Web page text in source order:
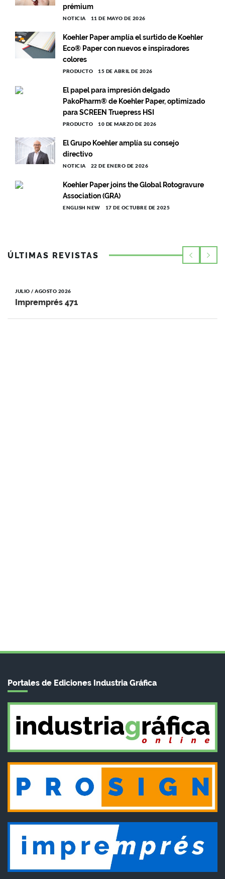
prémium
NOTICIA 11 DE MAYO DE 2026
Koehler Paper amplía el surtido de Koehler
Eco® Paper con nuevos e inspiradores
colores
PRODUCTO 15 DE ABRIL DE 2026
El papel para impresión delgado
PakoPharm® de Koehler Paper, optimizado
para SCREEN Truepress HSI
PRODUCTO 10 DE MARZO DE 2026
El Grupo Koehler amplía su consejo
directivo
NOTICIA 22 DE ENERO DE 2026
Koehler Paper joins the Global Rotogravure
Association (GRA)
ENGLISH NEW 17 DE OCTUBRE DE 2025
ÚLTIMAS REVISTAS
JULIO / AGOSTO 2026
Impremprés 471
Portales de Ediciones Industria Gráfica